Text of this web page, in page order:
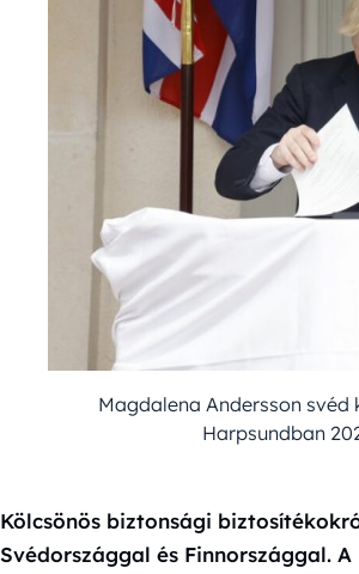
Magdalena Andersson
Harpsundban
Kölcsönös biztonsági
Svédországgal és Finnországgal.